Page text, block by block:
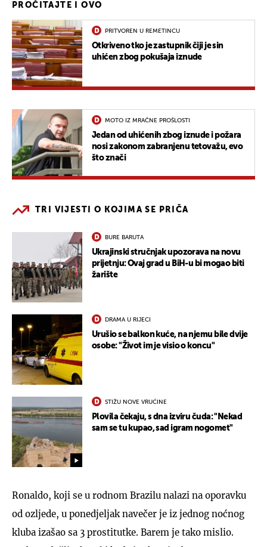
PROČITAJTE I OVO
PRITVOREN U REMETINCU
Otkriveno tko je zastupnik čiji je sin
uhićen zbog pokušaja iznude
MOTO IZ MRAČNE PROŠLOSTI
Jedan od uhićenih zbog iznude i požara
nosi zakonom zabranjenu tetovažu, evo
što znači
TRI VIJESTI O KOJIMA SE PRIČA
BURE BARUTA
Ukrajinski stručnjak upozorava na novu
prijetnju: Ovaj grad u BiH-u bi mogao biti
žarište
DRAMA U RIJECI
Urušio se balkon kuće, na njemu bile dvije
osobe: "Život im je visio o koncu"
STIŽU NOVE VRUĆINE
Plovila čekaju, s dna izviru čuda: "Nekad
sam se tu kupao, sad igram nogomet"
Ronaldo, koji se u rodnom Brazilu nalazi na oporavku
od ozljede, u ponedjeljak navečer je iz jednog noćnog
kluba izašao sa 3 prostitutke. Barem je tako mislio.